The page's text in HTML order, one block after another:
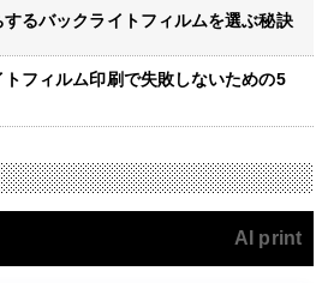
るバックライトフィルムを選ぶ秘訣
フィルム印刷で失敗しないための5
AI print